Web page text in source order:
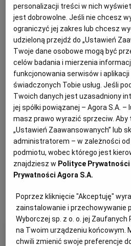
Państwa biznes potrzebuje
możecie je zaoferować? W
najnowsze oferty biznesowej
aktualizowana jest na bieżąco.
miejsce rozwoju Państwa
Zapraszamy do zapoznania się z
biznesowej w Poznaniu
Rozwiń dalej...
Filtry i
personalizacji treści w nich
jest dobrowolne. Jeśli nie chcesz
ograniczyć jej zakres lub chcesz
udzieloną przejdź do „Ustawień
Twoje dane osobowe mogą być
celów badania i mierzenia
funkcjonowania serwisów i aplikacji
świadczonych Tobie usług. Jeśli
Twoich danych jest uzasadniony
jej spółki powiązanej – Agora S.A.
masz prawo wyrazić sprzeciw. Aby
„Ustawień Zaawansowanych” lub
administratorem – w zależności
podmiotu, wobec którego jest
znajdziesz w Polityce Prywatności
Prywatności Agora S.A.
Poprzez kliknięcie "Akceptuję"
zainstalowanie i przechowywanie
Wyborczej sp. z o. o. jej Zaufanych
na Twoim urządzeniu końcowym.
chwili zmienić swoje preferencje